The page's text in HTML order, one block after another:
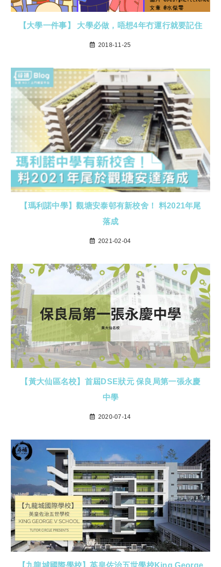
【大學一件事】 大學必做，唔想4年冇運行就要記住
2018-11-25
【瑪利諾中學】觀塘安泰邨有新校舍！ 料2021年尾
落成
2021-02-04
【黃大仙區名校】首屆DSE狀元 保良局第一張永慶
中學
2020-07-14